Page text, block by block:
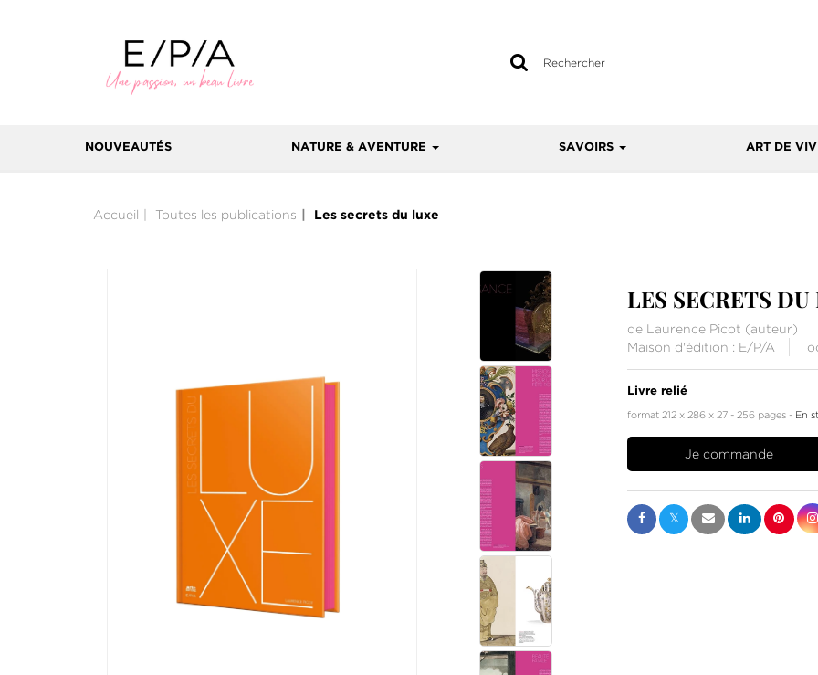
Rechercher
NOUVEAUTÉS NATURE & AVENTURE SAVOIRS ART DE
Accueil Toutes les publications Les secrets du luxe
LES SECRETS
de Laurence Picot (auteur)
Maison d'édition : E/P/A
Livre relié
format 212 x 286 x 27 256 pages En